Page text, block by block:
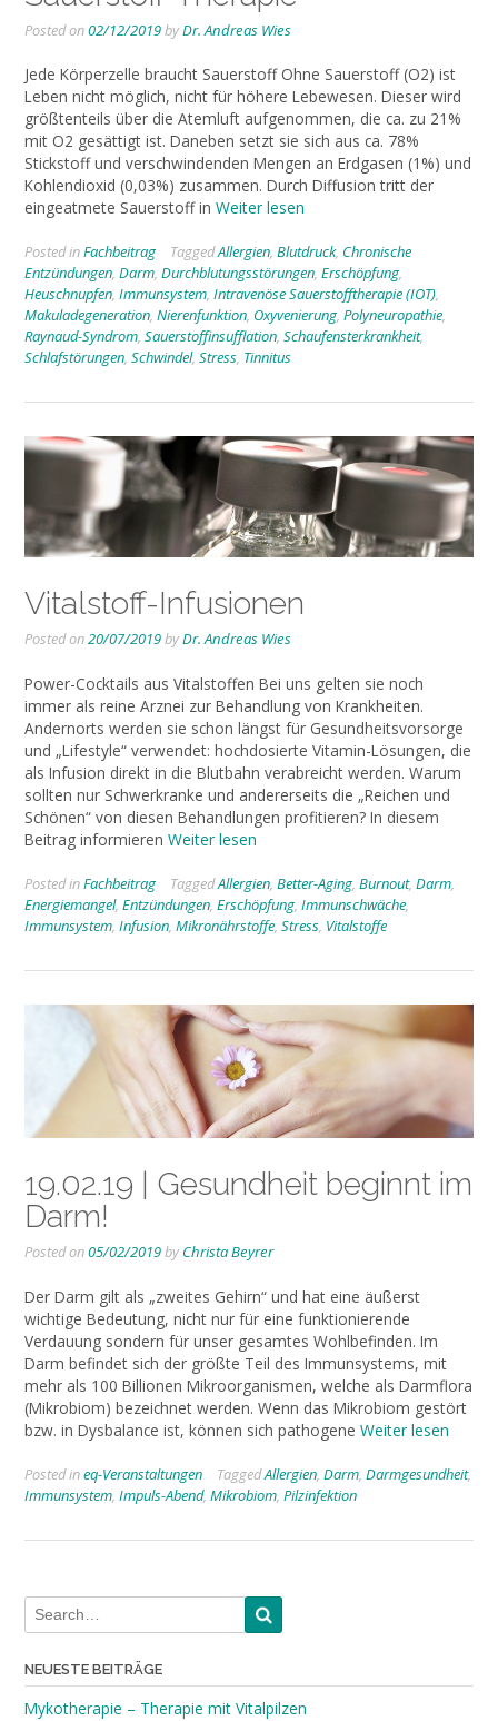
Posted on02/12/2019byDr. Andreas Wies
Jede Körperzelle braucht Sauerstoff Ohne Sauerstoff (O2) ist
Leben nicht möglich, nicht für höhere Lebewesen. Dieser wird
größtenteils über die Atemluft aufgenommen, die ca. zu 21%
mit O2 gesättigt ist. Daneben setzt sie sich aus ca. 78%
Stickstoff und verschwindenden Mengen an Erdgasen (1%) und
Kohlendioxid (0,03%) zusammen. Durch Diffusion tritt der
eingeatmete Sauerstoff in Weiter lesen
Posted inFachbeitrag TaggedAllergien, Blutdruck, Chronische
Entzündungen, Darm, Durchblutungsstörungen, Erschöpfung,
Heuschnupfen, Immunsystem, Intravenöse Sauerstofftherapie (IOT),
Makuladegeneration, Nierenfunktion, Oxyvenierung, Polyneuropathie,
Raynaud-Syndrom, Sauerstoffinsufflation, Schaufensterkrankheit,
Schlafstörungen, Schwindel, Stress, Tinnitus
Vitalstoff-Infusionen
Posted on20/07/2019byDr. Andreas Wies
Power-Cocktails aus Vitalstoffen Bei uns gelten sie noch
immer als reine Arznei zur Behandlung von Krankheiten.
Andernorts werden sie schon längst für Gesundheitsvorsorge
und „Lifestyle“ verwendet: hochdosierte Vitamin-Lösungen, die
als Infusion direkt in die Blutbahn verabreicht werden. Warum
sollten nur Schwerkranke und andererseits die „Reichen und
Schönen“ von diesen Behandlungen profitieren? In diesem
Beitrag informieren Weiter lesen
Posted inFachbeitrag TaggedAllergien, Better-Aging, Burnout, Darm,
Energiemangel, Entzündungen, Erschöpfung, Immunschwäche,
Immunsystem, Infusion, Mikronährstoffe, Stress, Vitalstoffe
19.02.19 | Gesundheit beginnt im
Darm!
Posted on05/02/2019by Christa Beyrer
Der Darm gilt als „zweites Gehirn“ und hat eine äußerst
wichtige Bedeutung, nicht nur für eine funktionierende
Verdauung sondern für unser gesamtes Wohlbefinden. Im
Darm befindet sich der größte Teil des Immunsystems, mit
mehr als 100 Billionen Mikroorganismen, welche als Darmflora
(Mikrobiom) bezeichnet werden. Wenn das Mikrobiom gestört
bzw. in Dysbalance ist, können sich pathogene Weiter lesen
Posted ineq-Veranstaltungen TaggedAllergien, Darm, Darmgesundheit,
Immunsystem, Impuls-Abend, Mikrobiom, Pilzinfektion
NEUESTE BEITRÄGE
Mykotherapie – Therapie mit Vitalpilzen